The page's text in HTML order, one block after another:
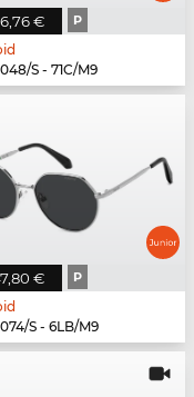
€ P
S - 71C/M9
€ P
S - 6LB/M9